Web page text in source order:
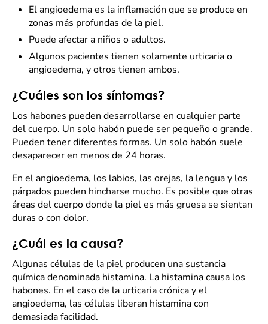
El angioedema es la inflamación que se produce en
zonas más profundas de la piel.
Puede afectar a niños o adultos.
Algunos pacientes tienen solamente urticaria o
angioedema, y otros tienen ambos.
¿Cuáles son los síntomas?
Los habones pueden desarrollarse en cualquier parte
del cuerpo. Un solo habón puede ser pequeño o grande.
Pueden tener diferentes formas. Un solo habón suele
desaparecer en menos de 24 horas.
En el angioedema, los labios, las orejas, la lengua y los
párpados pueden hincharse mucho. Es posible que otras
áreas del cuerpo donde la piel es más gruesa se sientan
duras o con dolor.
¿Cuál es la causa?
Algunas células de la piel producen una sustancia
química denominada histamina. La histamina causa los
habones. En el caso de la urticaria crónica y el
angioedema, las células liberan histamina con
demasiada facilidad.